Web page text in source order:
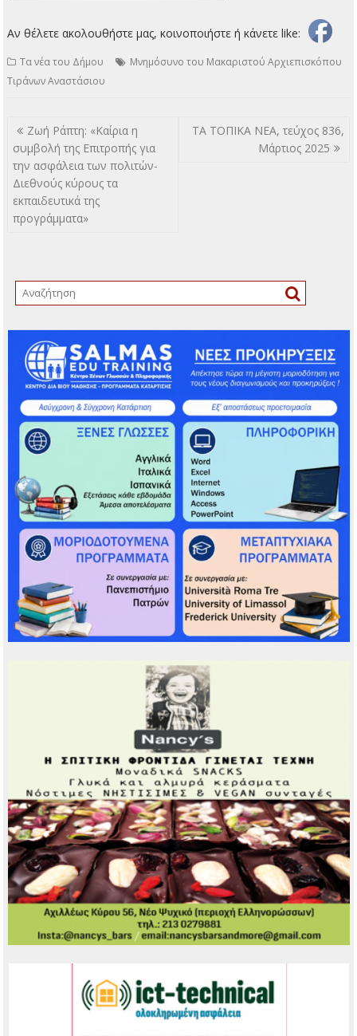
Αν θέλετε ακολουθήστε μας, κοινοποιήστε ή κάνετε like:
Τα νέα του Δήμου
Μνημόσυνο του Μακαριστού Αρχιεπισκόπου
Τιράνων Αναστάσιου
Πλοήγηση
άρθρων
Ζωή Ράπτη: «Καίρια η
συμβολή της Επιτροπής για
την ασφάλεια των πολιτών-
Διεθνούς κύρους τα
εκπαιδευτικά της
προγράμματα»
ΤΑ ΤΟΠΙΚΑ ΝΕΑ, τεύχος 836,
Μάρτιος 2025